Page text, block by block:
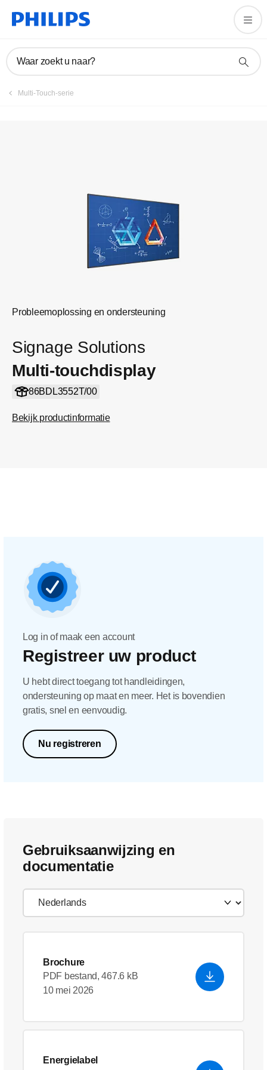
Waar zoekt u naar?
Multi-Touch-serie
Probleemoplossing en ondersteuning
Signage Solutions
Multi-touchdisplay
86BDL3552T/00
Bekijk productinformatie
Product registreren
Log in of maak een account
Registreer uw product
U hebt direct toegang tot handleidingen,
ondersteuning op maat en meer. Het is bovendien
gratis, snel en eenvoudig.
Nu registreren
Gebruiksaanwijzing en
documentatie
Brochure
PDF bestand, 467.6 kB
10 mei 2026
Energielabel